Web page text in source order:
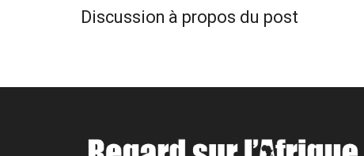
Discussion à propos du post